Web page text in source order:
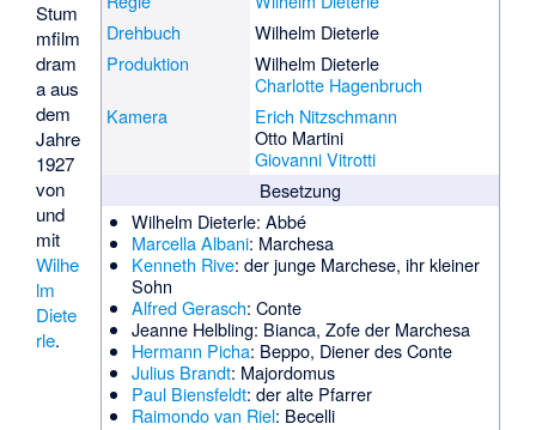
Drehbuch
Wilhelm Dieterle
Produktion
Wilhelm Dieterle
Charlotte Hagenbruch
Kamera
Erich Nitzschmann
Otto Martini
Giovanni Vitrotti
Besetzung
Wilhelm Dieterle: Abbé
Marcella Albani: Marchesa
Kenneth Rive: der junge Marchese, ihr kleiner
Sohn
Alfred Gerasch: Conte
Jeanne Helbling: Bianca, Zofe der Marchesa
Hermann Picha: Beppo, Diener des Conte
Julius Brandt: Majordomus
Paul Biensfeldt: der alte Pfarrer
Raimondo van Riel: Becelli
Stum
mfilm
dram
a aus
dem
Jahre
1927
von
und
mit
Wilhe
lm
Diete
rle.